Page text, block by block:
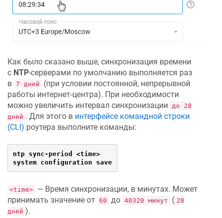
Как было сказано выше, синхронизация времени
с NTP-серверами по умолчанию выполняется раз
в 7 дней
(при условии постоянной, непрерывной
работы интернет-центра). При необходимости
можно увеличить интервал синхронизации до 28
дней . Для этого в интерфейсе командной строки
(CLI) роутера выполните команды:
ntp sync-period <time>
system configuration save
<time> — Время синхронизации, в минутах. Может
принимать значение от 60 до 40320 минут ( 28
дней ).